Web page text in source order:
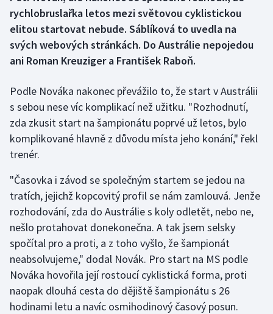
Jezdectví
Judo
Krasobruslení
Lezení
Lyže a snowboard
Moderní pětiboj
Motorsport
Olympijské hry
Parasport
Plavání
rychlobruslařka letos mezi světovou cyklistickou
elitou startovat nebude. Sáblíková to uvedla na
svých webových stránkách. Do Austrálie nepojedou
ani Roman Kreuziger a František Raboň.
Podle Nováka nakonec převážilo to, že start v Austrálii
s sebou nese víc komplikací než užitku. "Rozhodnutí,
zda zkusit start na šampionátu poprvé už letos, bylo
komplikované hlavně z důvodu místa jeho konání," řekl
trenér.
"Časovka i závod se společným startem se jedou na
tratích, jejichž kopcovitý profil se nám zamlouvá. Jenže
rozhodování, zda do Austrálie s koly odletět, nebo ne,
nešlo protahovat donekonečna. A tak jsem selsky
spočítal pro a proti, a z toho vyšlo, že šampionát
neabsolvujeme," dodal Novák. Pro start na MS podle
Nováka hovořila její rostoucí cyklistická forma, proti
naopak dlouhá cesta do dějiště šampionátu s 26
hodinami letu a navíc osmihodinový časový posun.